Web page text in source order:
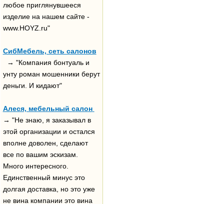
любое приглянувшееся
изделие на нашем сайте -
www.HOYZ.ru"
СибМебель, сеть салонов
→ "Компания бонтуаль и
унту роман мошенники берут
деньги. И кидают"
Алеся, мебельный салон
→ "Не знаю, я заказывал в
этой организации и остался
вполне доволен, сделают
все по вашим эскизам.
Много интересного.
Единственный минус это
долгая доставка, но это уже
не вина компании это вина